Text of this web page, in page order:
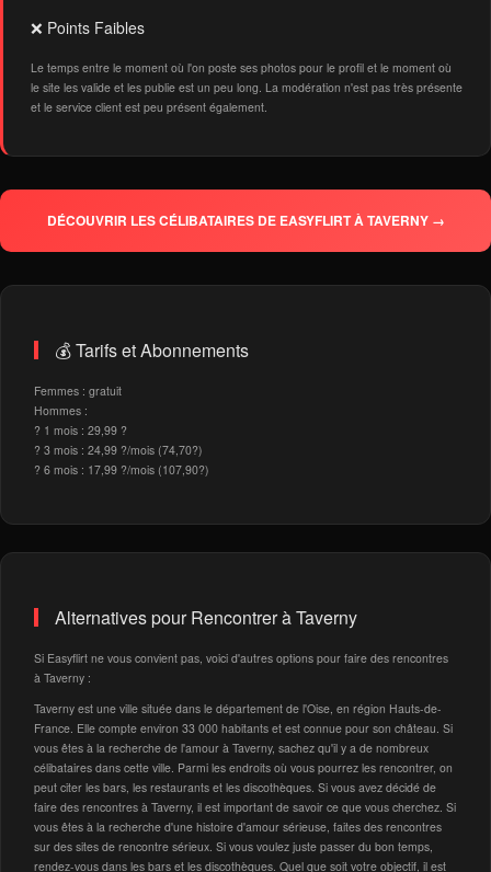
❌ Points Faibles
Le temps entre le moment où l'on poste ses photos pour le profil et le moment où
le site les valide et les publie est un peu long. La modération n'est pas très présente
et le service client est peu présent également.
DÉCOUVRIR LES CÉLIBATAIRES DE EASYFLIRT À TAVERNY →
💰 Tarifs et Abonnements
Femmes : gratuit
Hommes :
? 1 mois : 29,99 ?
? 3 mois : 24,99 ?/mois (74,70?)
? 6 mois : 17,99 ?/mois (107,90?)
Alternatives pour Rencontrer à Taverny
Si Easyflirt ne vous convient pas, voici d'autres options pour faire des rencontres
à Taverny :
Taverny est une ville située dans le département de l'Oise, en région Hauts-de-
France. Elle compte environ 33 000 habitants et est connue pour son château. Si
vous êtes à la recherche de l'amour à Taverny, sachez qu'il y a de nombreux
célibataires dans cette ville. Parmi les endroits où vous pourrez les rencontrer, on
peut citer les bars, les restaurants et les discothèques. Si vous avez décidé de
faire des rencontres à Taverny, il est important de savoir ce que vous cherchez. Si
vous êtes à la recherche d'une histoire d'amour sérieuse, faites des rencontres
sur des sites de rencontre sérieux. Si vous voulez juste passer du bon temps,
rendez-vous dans les bars et les discothèques. Quel que soit votre objectif, il est